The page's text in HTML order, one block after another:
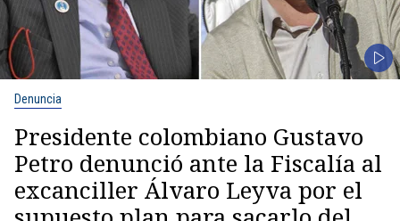
Denuncia
Presidente colombiano Gustavo
Petro denunció ante la Fiscalía al
excanciller Álvaro Leyva por el